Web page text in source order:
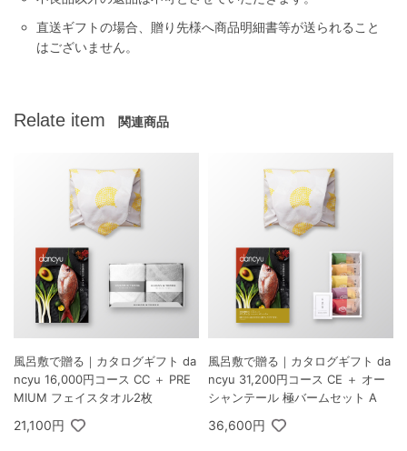
直送ギフトの場合、贈り先様へ商品明細書等が送られること
はございません。
Relate item 関連商品
風呂敷で贈る｜カタログギフト da
ncyu 16,000円コース CC ＋ PRE
MIUM フェイスタオル2枚
21,100円
風呂敷で贈る｜カタログギフト da
ncyu 31,200円コース CE ＋ オー
シャンテール 極バームセット A
36,600円